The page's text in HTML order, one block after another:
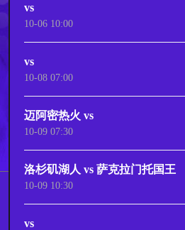
vs
10-06 10:00
vs
10-08 07:00
迈阿密热火 vs
10-09 07:30
洛杉矶湖人 vs 萨克拉门托国王
10-09 10:30
vs